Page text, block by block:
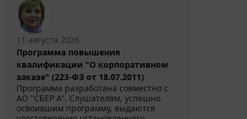
11 августа 2026
Программа повышения
квалификации "О корпоративном
заказе" (223-ФЗ от 18.07.2011)
Программа разработана совместно с
АО ''СБЕР А". Слушателям, успешно
освоившим программу, выдаются